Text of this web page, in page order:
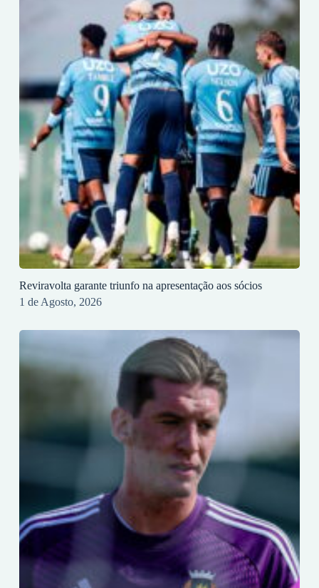
Reviravolta garante triunfo na apresentação aos sócios
1 de Agosto, 2026